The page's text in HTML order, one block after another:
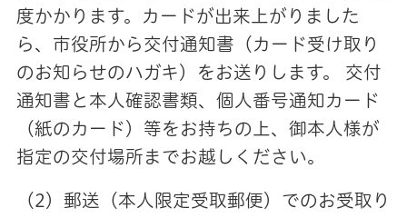
度かかります。カードが出来上がりました
ら、市役所から交付通知書（カード受け取り
のお知らせのハガキ）をお送りします。 交付
通知書と本人確認書類、個人番号通知カード
（紙のカード）等をお持ちの上、御本人様が
指定の交付場所までお越しください。
（2）郵送（本人限定受取郵便）でのお受取り